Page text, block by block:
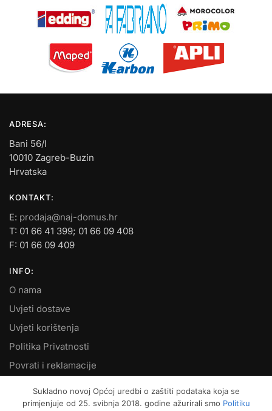
ADRESA:
Bani 56/I
10010 Zagreb-Buzin
Hrvatska
KONTAKT:
E: prodaja@naj-domus.hr
T: 01 66 41 399; 01 66 09 408
F: 01 66 09 409
INFO:
O nama
Uvjeti dostave
Uvjeti korištenja
Politika Privatnosti
Povrati i reklamacije
Sukladno novoj Općoj uredbi o zaštiti podataka koja se
primjenjuje od 25. svibnja 2018. godine ažurirali smo Politiku